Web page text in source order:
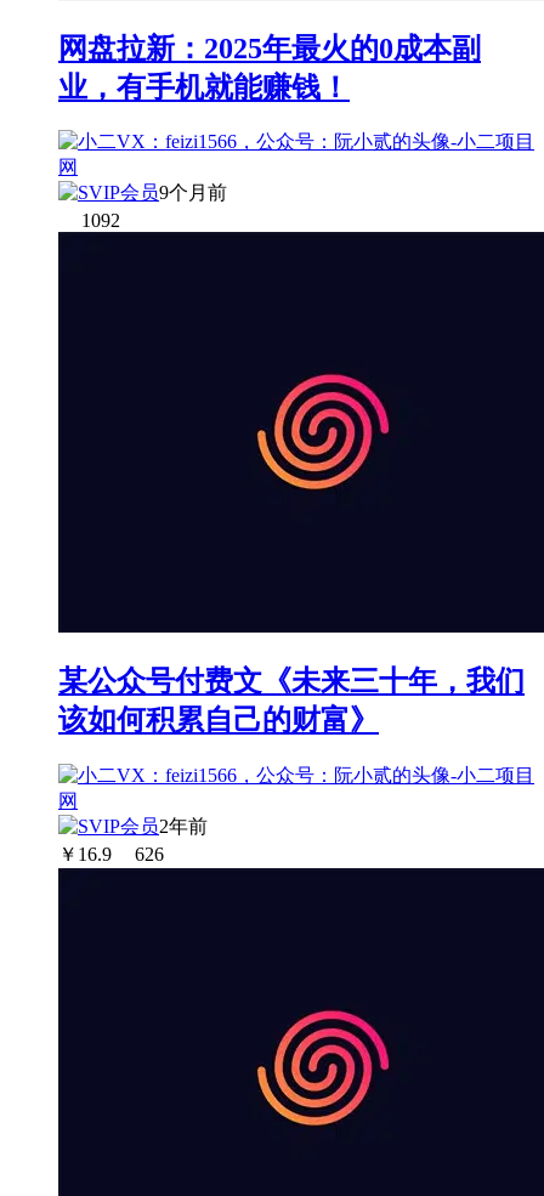
网盘拉新：2025年最火的0成本副
业，有手机就能赚钱！
9个月前
1092
某公众号付费文《未来三十年，我们
该如何积累自己的财富》
2年前
￥ 16.9 626